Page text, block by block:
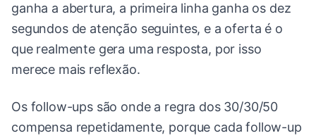
ganha a abertura, a primeira linha ganha os dez
segundos de atenção seguintes, e a oferta é o
que realmente gera uma resposta, por isso
merece mais reflexão.
Os follow-ups são onde a regra dos 30/30/50
compensa repetidamente, porque cada follow-up